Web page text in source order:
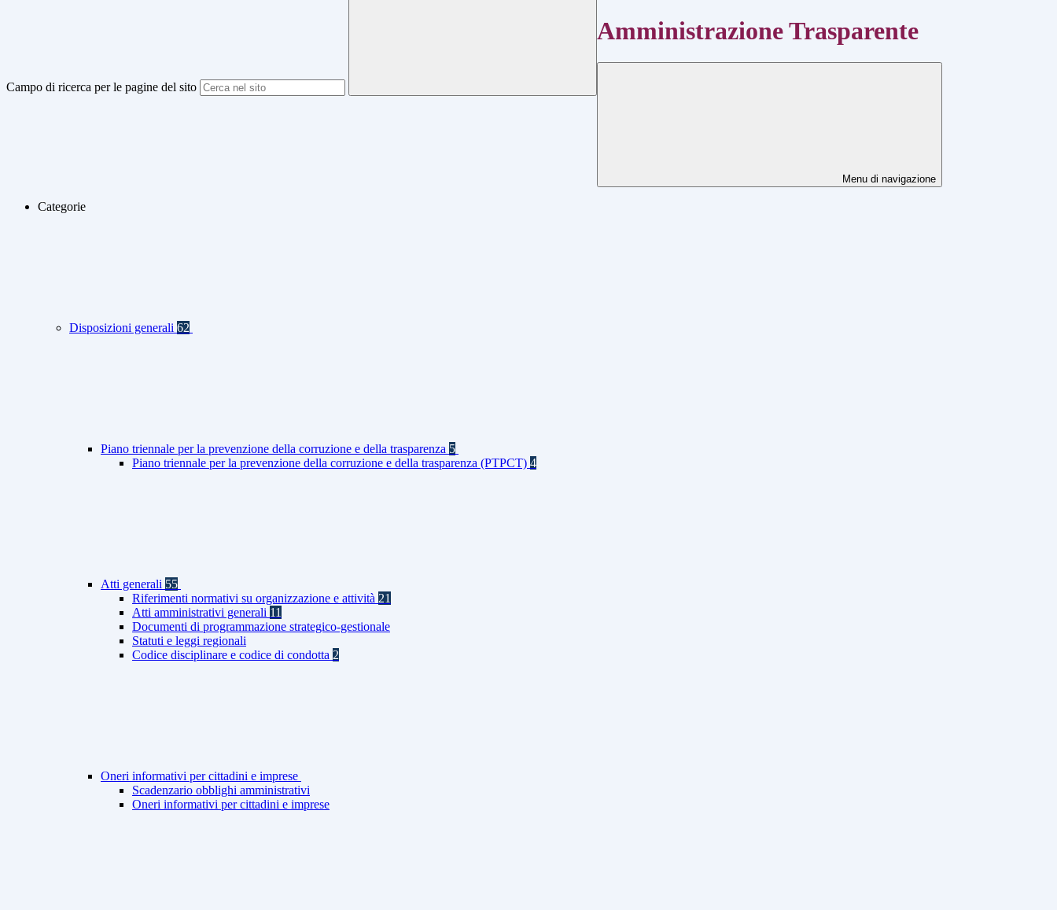
Campo di ricerca per le pagine del sito
Amministrazione Trasparente
Menu di navigazione
Categorie
Disposizioni generali 62
Piano triennale per la prevenzione della corruzione e della trasparenza 5
Piano triennale per la prevenzione della corruzione e della trasparenza (PTPCT) 4
Atti generali 55
Riferimenti normativi su organizzazione e attività 21
Atti amministrativi generali 11
Documenti di programmazione strategico-gestionale
Statuti e leggi regionali
Codice disciplinare e codice di condotta 2
Oneri informativi per cittadini e imprese
Scadenzario obblighi amministrativi
Oneri informativi per cittadini e imprese